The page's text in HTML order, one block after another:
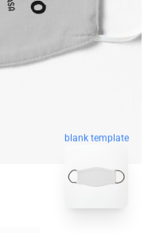
blank template